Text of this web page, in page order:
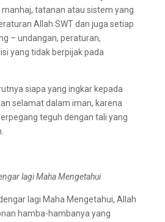
tatanan atau sistem yang
Allah SWT dan juga setiap
– undangan, peraturan,
yang tidak berpijak pada
siapa yang ingkar kepada
selamat dalam iman, karena
teguh dengan tali yang
lagi Maha Mengetahui
lagi Maha Mengetahui, Allah
hamba-hambanya yang